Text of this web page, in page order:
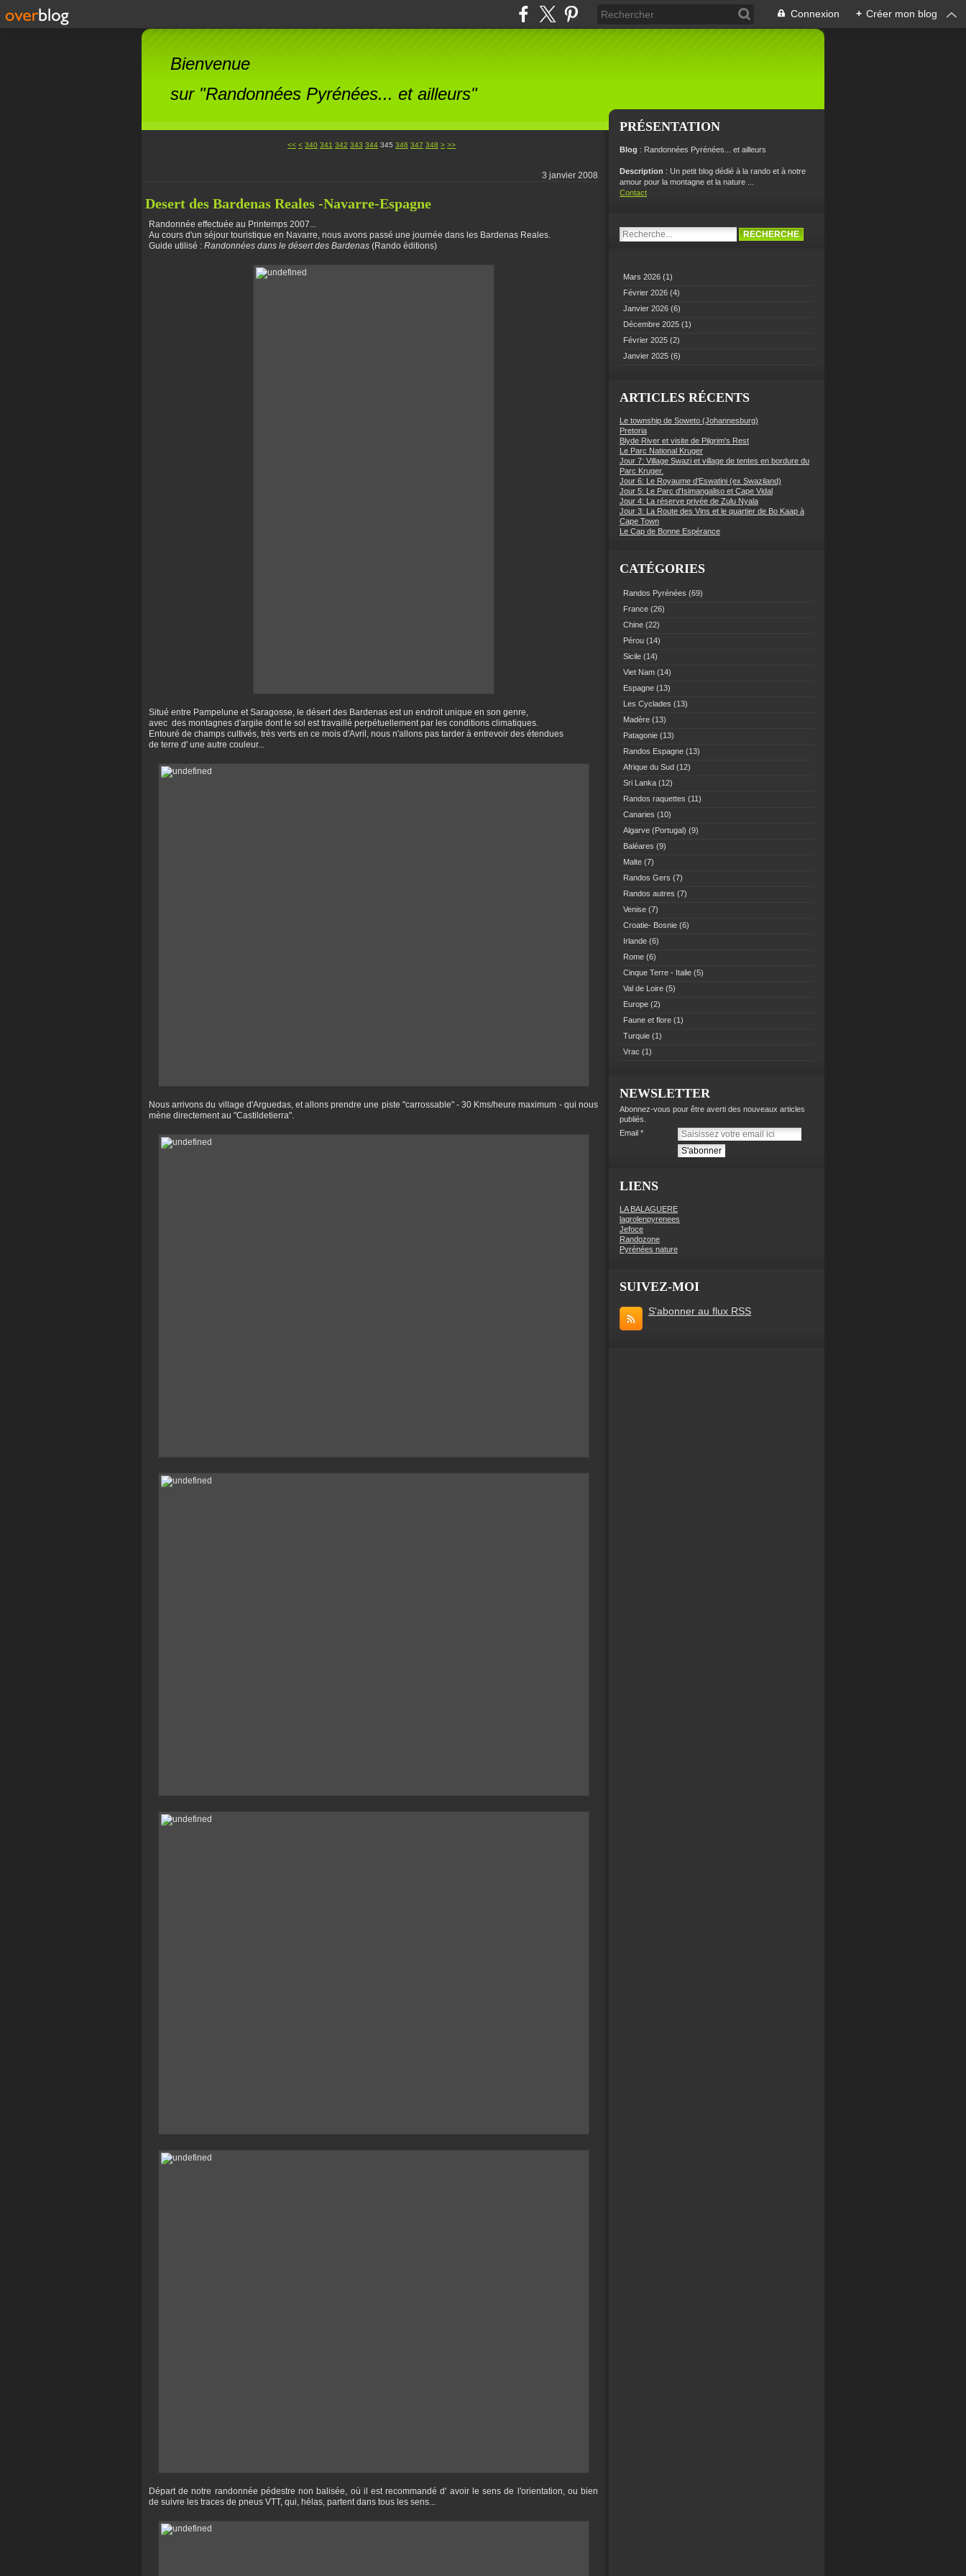
Connexion + Créer mon blog
Bienvenue
sur "Randonnées Pyrénées... et ailleurs"
<< < 300
310
320
330
340 341 342 343 344 345 346 347 348 > >>
3 janvier 2008
Desert des Bardenas Reales -Navarre-Espagne
Randonnée effectuée au Printemps 2007...
Au cours d'un séjour touristique en Navarre, nous avons passé une journée dans les Bardenas Reales.
Guide utilisé : Randonnées dans le désert des Bardenas (Rando éditions)
Situé entre Pampelune et Saragosse, le désert des Bardenas est un endroit unique en son genre,
avec des montagnes d'argile dont le sol est travaillé perpétuellement par les conditions climatiques.
Entouré de champs cultivés, très verts en ce mois d'Avril, nous n'allons pas tarder à entrevoir des étendues
de terre d' une autre couleur...
Nous arrivons du village d'Arguedas, et allons prendre une piste "carrossable" - 30 Kms/heure maximum - qui nous
mène directement au "Castildetierra".
Départ de notre randonnée pédestre non balisée, où il est recommandé d' avoir le sens de l'orientation, ou bien
de suivre les traces de pneus VTT, qui, hélas, partent dans tous les sens...
PRÉSENTATION
Blog : Randonnées Pyrénées... et ailleurs
Description : Un petit blog dédié à la rando et à notre
amour pour la montagne et la nature ...
Contact
Mars 2026 (1)
Février 2026 (4)
Janvier 2026 (6)
Décembre 2025 (1)
Février 2025 (2)
Janvier 2025 (6)
ARTICLES RÉCENTS
Le township de Soweto (Johannesburg)
Pretoria
Blyde River et visite de Pilgrim's Rest
Le Parc National Kruger
Jour 7: Village Swazi et village de tentes en bordure du
Parc Kruger.
Jour 6: Le Royaume d'Eswatini (ex Swaziland)
Jour 5: Le Parc d'Isimangaliso et Cape Vidal
Jour 4: La réserve privée de Zulu Nyala
Jour 3: La Route des Vins et le quartier de Bo Kaap à
Cape Town
Le Cap de Bonne Espérance
CATÉGORIES
Randos Pyrénées (69)
France (26)
Chine (22)
Pérou (14)
Sicile (14)
Viet Nam (14)
Espagne (13)
Les Cyclades (13)
Madère (13)
Patagonie (13)
Randos Espagne (13)
Afrique du Sud (12)
Sri Lanka (12)
Randos raquettes (11)
Canaries (10)
Algarve (Portugal) (9)
Baléares (9)
Malte (7)
Randos Gers (7)
Randos autres (7)
Venise (7)
Croatie- Bosnie (6)
Irlande (6)
Rome (6)
Cinque Terre - Italie (5)
Val de Loire (5)
Europe (2)
Faune et flore (1)
Turquie (1)
Vrac (1)
NEWSLETTER
Abonnez-vous pour être averti des nouveaux articles
publiés.
Email
LIENS
LA BALAGUERE
lagrolenpyrenees
Jefoce
Randozone
Pyrénées nature
SUIVEZ-MOI
S'abonner au flux RSS